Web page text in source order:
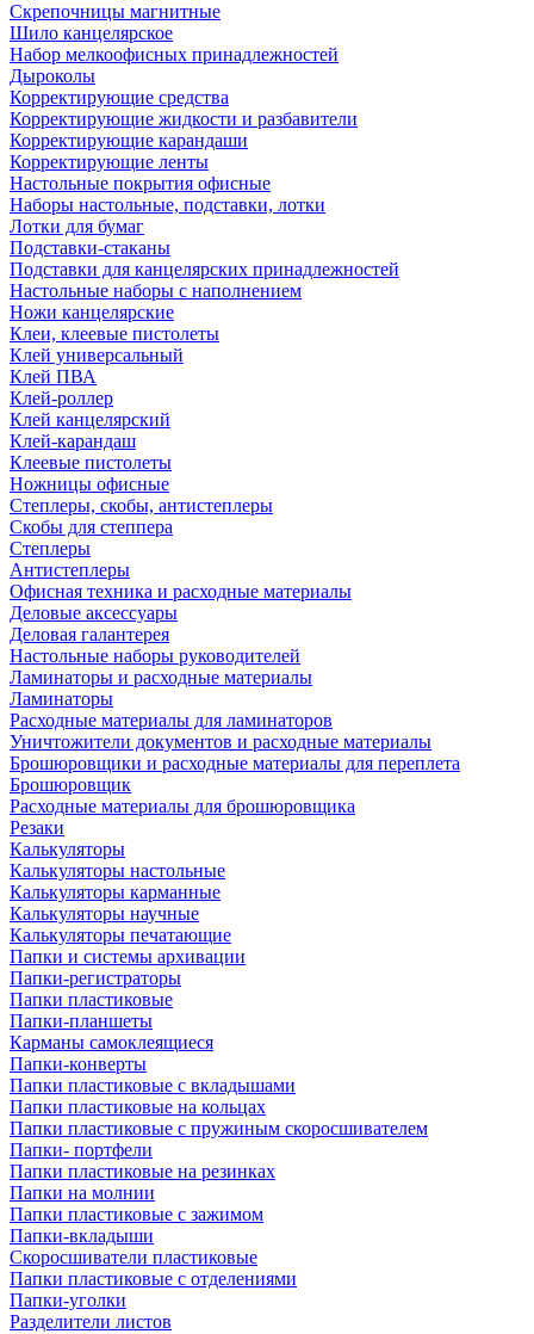
Скрепочницы магнитные
Шило канцелярское
Набор мелкоофисных принадлежностей
Дыроколы
Корректирующие средства
Корректирующие жидкости и разбавители
Корректирующие карандаши
Корректирующие ленты
Настольные покрытия офисные
Наборы настольные, подставки, лотки
Лотки для бумаг
Подставки-стаканы
Подставки для канцелярских принадлежностей
Настольные наборы с наполнением
Ножи канцелярские
Клеи, клеевые пистолеты
Клей универсальный
Клей ПВА
Клей-роллер
Клей канцелярский
Клей-карандаш
Клеевые пистолеты
Ножницы офисные
Степлеры, скобы, антистеплеры
Скобы для степпера
Степлеры
Антистеплеры
Офисная техника и расходные материалы
Деловые аксессуары
Деловая галантерея
Настольные наборы руководителей
Ламинаторы и расходные материалы
Ламинаторы
Расходные материалы для ламинаторов
Уничтожители документов и расходные материалы
Брошюровщики и расходные материалы для переплета
Брошюровщик
Расходные материалы для брошюровщика
Резаки
Калькуляторы
Калькуляторы настольные
Калькуляторы карманные
Калькуляторы научные
Калькуляторы печатающие
Папки и системы архивации
Папки-регистраторы
Папки пластиковые
Папки-планшеты
Карманы самоклеящиеся
Папки-конверты
Папки пластиковые с вкладышами
Папки пластиковые на кольцах
Папки пластиковые с пружиным скоросшивателем
Папки- портфели
Папки пластиковые на резинках
Папки на молнии
Папки пластиковые с зажимом
Папки-вкладыши
Скоросшиватели пластиковые
Папки пластиковые с отделениями
Папки-уголки
Разделители листов